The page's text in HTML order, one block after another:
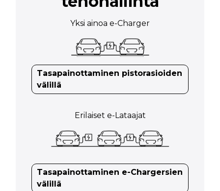
Yksi ainoa e-Charger
Tasapainottaminen pistorasioiden
välillä
Erilaiset e-Lataajat
Tasapainottaminen e-Chargersien
välillä